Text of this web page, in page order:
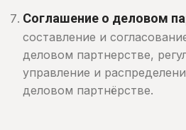
Соглашение о деловом
составление и
деловом партнерстве,
управление и
деловом партнёрстве.